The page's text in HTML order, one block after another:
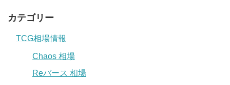
カテゴリー
TCG相場情報
Chaos 相場
Reバース 相場